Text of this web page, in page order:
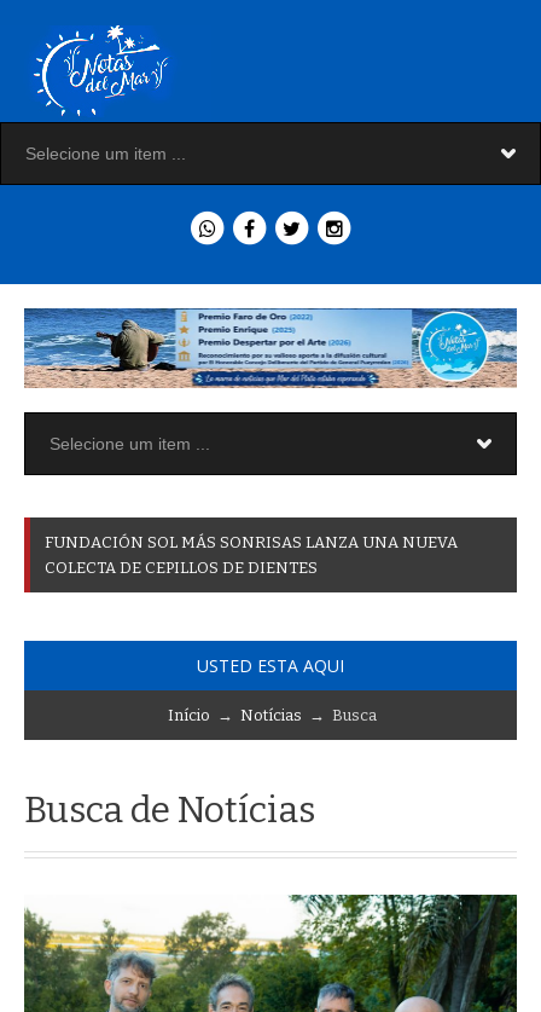
FUNDACIÓN SOL MÁS SONRISAS LANZA UNA NUEVA
COLECTA DE CEPILLOS DE DIENTES
USTED ESTA AQUI
Início → Notícias → Busca
Busca de Notícias